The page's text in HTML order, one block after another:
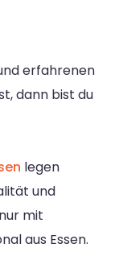
erfahrenen
dann bist du
legen
und
mit
aus Essen.